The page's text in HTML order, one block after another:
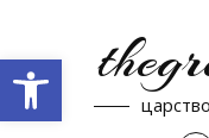
Open toolbar